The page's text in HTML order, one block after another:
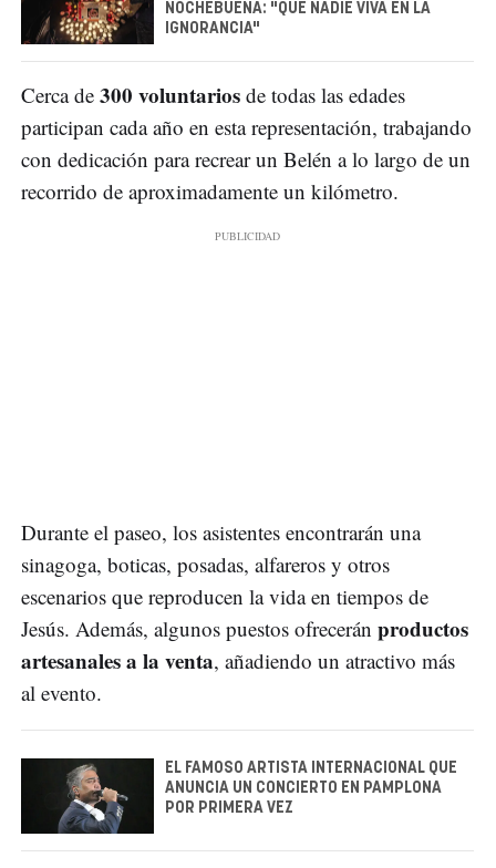
NOCHEBUENA: "QUE NADIE VIVA EN LA
IGNORANCIA"
Cerca de 300 voluntarios de todas las edades
participan cada año en esta representación, trabajando
con dedicación para recrear un Belén a lo largo de un
recorrido de aproximadamente un kilómetro.
Durante el paseo, los asistentes encontrarán una
sinagoga, boticas, posadas, alfareros y otros
escenarios que reproducen la vida en tiempos de
Jesús. Además, algunos puestos ofrecerán productos
artesanales a la venta, añadiendo un atractivo más
al evento.
EL FAMOSO ARTISTA INTERNACIONAL QUE
ANUNCIA UN CONCIERTO EN PAMPLONA
POR PRIMERA VEZ